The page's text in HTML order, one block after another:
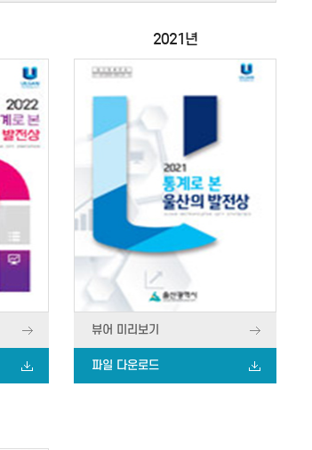
2021년
뷰어 미리보기
파일 다운로드